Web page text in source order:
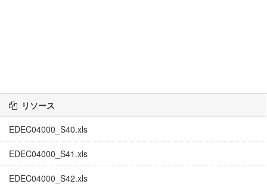
リソース
EDEC04000_S40.xls
EDEC04000_S41.xls
EDEC04000_S42.xls